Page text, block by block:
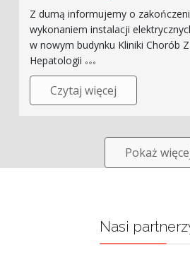
Z dumą informujemy o
wykonaniem instalacji
w nowym budynku Kliniki Chorób
Hepatologii
Czytaj więcej
Pokaż
Nasi